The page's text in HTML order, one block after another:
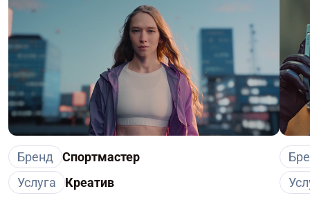
Бренд
Спортмастер
Услуга
Креатив